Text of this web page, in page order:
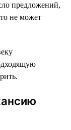
предложений,
не может